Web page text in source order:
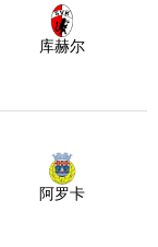
库赫尔
阿罗卡